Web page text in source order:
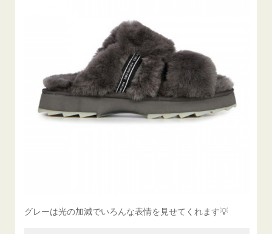
グレーは光の加減でいろんな表情を見せてくれます💡